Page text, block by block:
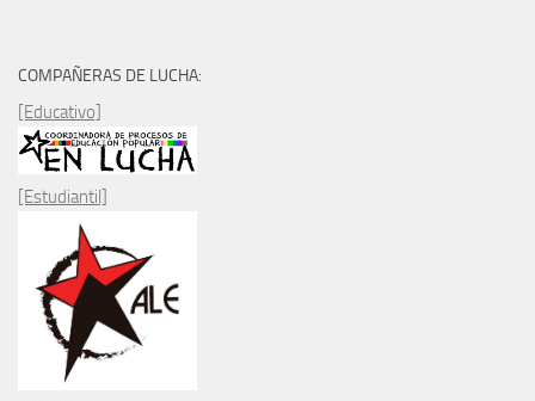
COMPAÑERAS DE LUCHA:
[Educativo]
[Estudiantil]